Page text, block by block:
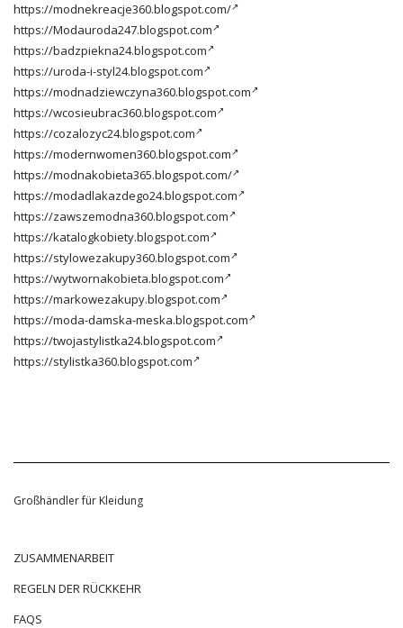
https://modnekreacje360.blogspot.com/
https://Modauroda247.blogspot.com
https://badzpiekna24.blogspot.com
https://uroda-i-styl24.blogspot.com
https://modnadziewczyna360.blogspot.com
https://wcosieubrac360.blogspot.com
https://cozalozyc24.blogspot.com
https://modernwomen360.blogspot.com
https://modnakobieta365.blogspot.com/
https://modadlakazdego24.blogspot.com
https://zawszemodna360.blogspot.com
https://katalogkobiety.blogspot.com
https://stylowezakupy360.blogspot.com
https://wytwornakobieta.blogspot.com
https://markowezakupy.blogspot.com
https://moda-damska-meska.blogspot.com
https://twojastylistka24.blogspot.com
https://stylistka360.blogspot.com
Großhändler für Kleidung
ZUSAMMENARBEIT
REGELN DER RÜCKKEHR
FAQS